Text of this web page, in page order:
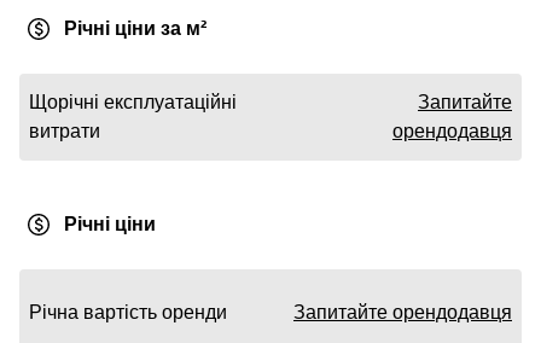
Річні ціни за м²
Щорічні експлуатаційні
витрати
Запитайте
орендодавця
Річні ціни
Річна вартість оренди Запитайте орендодавця